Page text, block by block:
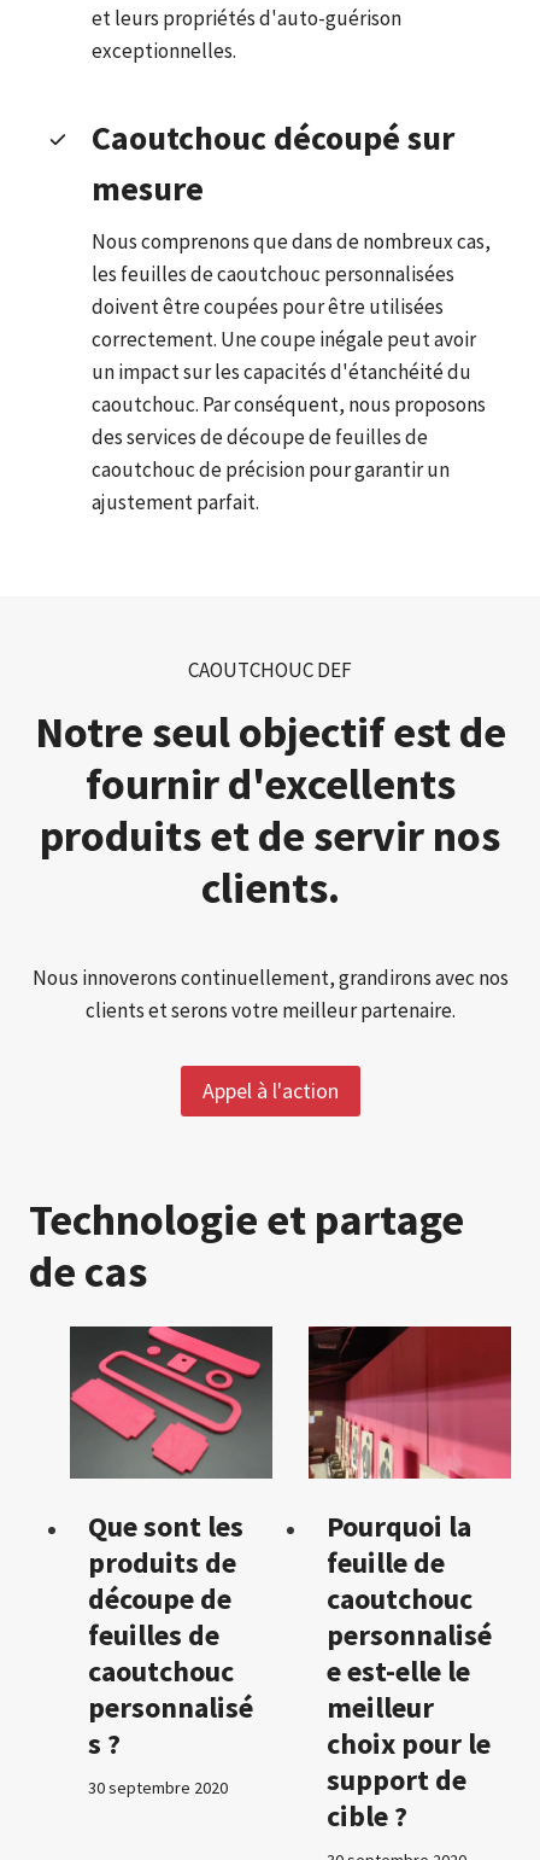
et leurs propriétés d'auto-guérison
exceptionnelles.
Caoutchouc découpé sur
mesure
Nous comprenons que dans de nombreux cas,
les feuilles de caoutchouc personnalisées
doivent être coupées pour être utilisées
correctement. Une coupe inégale peut avoir
un impact sur les capacités d'étanchéité du
caoutchouc. Par conséquent, nous proposons
des services de découpe de feuilles de
caoutchouc de précision pour garantir un
ajustement parfait.
CAOUTCHOUC DEF
Notre seul objectif est de
fournir d'excellents
produits et de servir nos
clients.
Nous innoverons continuellement, grandirons avec nos
clients et serons votre meilleur partenaire.
Appel à l'action
Technologie et partage
de cas
Que sont les
produits de
découpe de
feuilles de
caoutchouc
personnalisé
s ?
30 septembre 2020
Pourquoi la
feuille de
caoutchouc
personnalisé
e est-elle le
meilleur
choix pour le
support de
cible ?